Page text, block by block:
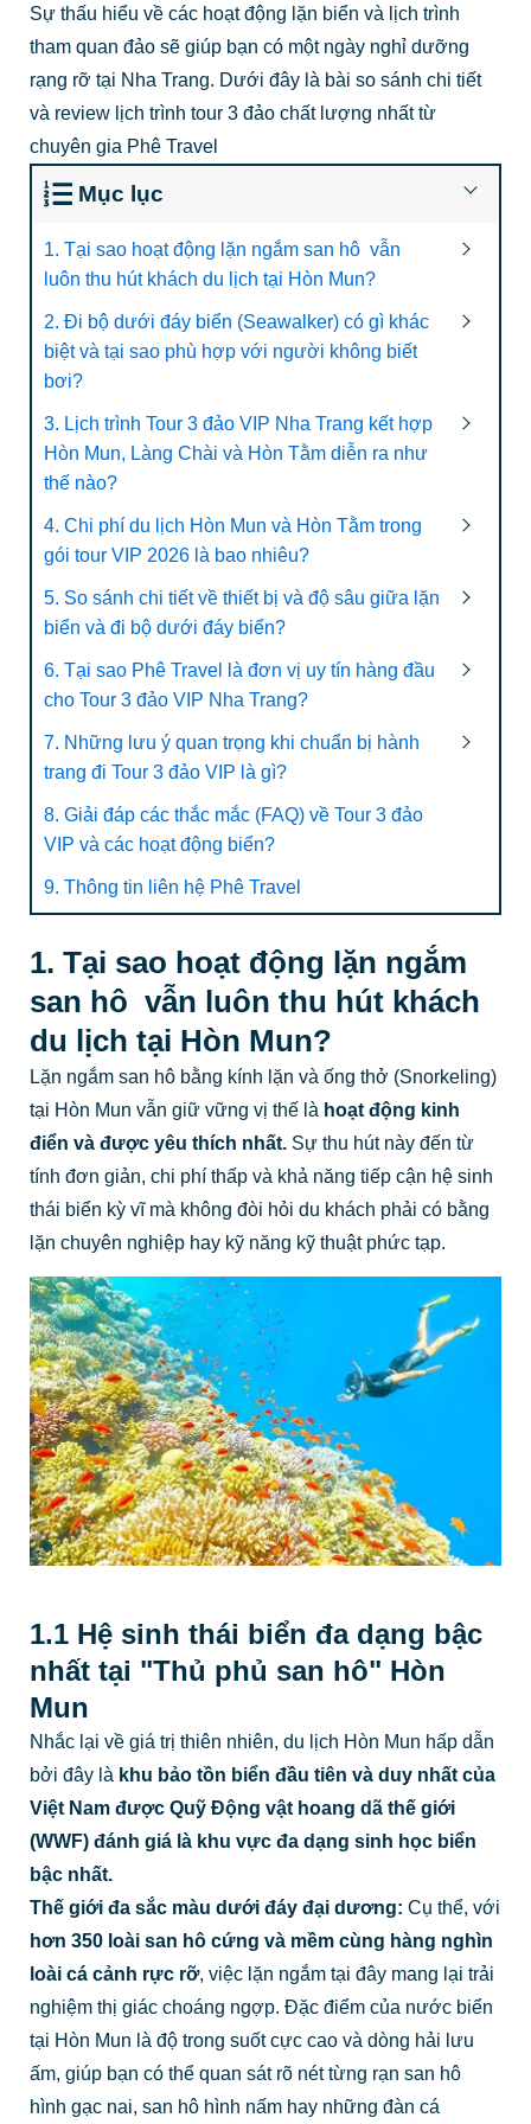
Sự thấu hiểu về các hoạt động lặn biển và lịch trình
tham quan đảo sẽ giúp bạn có một ngày nghỉ dưỡng
rạng rỡ tại Nha Trang. Dưới đây là bài so sánh chi tiết
và review lịch trình tour 3 đảo chất lượng nhất từ
chuyên gia Phê Travel
Mục lục
1. Tại sao hoạt động lặn ngắm san hô vẫn
luôn thu hút khách du lịch tại Hòn Mun?
2. Đi bộ dưới đáy biển (Seawalker) có gì khác
biệt và tại sao phù hợp với người không biết
bơi?
3. Lịch trình Tour 3 đảo VIP Nha Trang kết hợp
Hòn Mun, Làng Chài và Hòn Tằm diễn ra như
thế nào?
4. Chi phí du lịch Hòn Mun và Hòn Tằm trong
gói tour VIP 2026 là bao nhiêu?
5. So sánh chi tiết về thiết bị và độ sâu giữa lặn
biển và đi bộ dưới đáy biển?
6. Tại sao Phê Travel là đơn vị uy tín hàng đầu
cho Tour 3 đảo VIP Nha Trang?
7. Những lưu ý quan trọng khi chuẩn bị hành
trang đi Tour 3 đảo VIP là gì?
8. Giải đáp các thắc mắc (FAQ) về Tour 3 đảo
VIP và các hoạt động biển?
9. Thông tin liên hệ Phê Travel
1. Tại sao hoạt động lặn ngắm
san hô vẫn luôn thu hút khách
du lịch tại Hòn Mun?
Lặn ngắm san hô bằng kính lặn và ống thở (Snorkeling)
tại Hòn Mun vẫn giữ vững vị thế là hoạt động kinh
điển và được yêu thích nhất.Sự thu hút này đến từ
tính đơn giản, chi phí thấp và khả năng tiếp cận hệ sinh
thái biển kỳ vĩ mà không đòi hỏi du khách phải có bằng
lặn chuyên nghiệp hay kỹ năng kỹ thuật phức tạp.
1.1 Hệ sinh thái biển đa dạng bậc
nhất tại "Thủ phủ san hô" Hòn
Mun
Nhắc lại về giá trị thiên nhiên, du lịch Hòn Mun hấp dẫn
bởi đây là khu bảo tồn biển đầu tiên và duy nhất của
Việt Nam được Quỹ Động vật hoang dã thế giới
(WWF) đánh giá là khu vực đa dạng sinh học biển
bậc nhất.
Thế giới đa sắc màu dưới đáy đại dương: Cụ thể, với
hơn 350 loài san hô cứng và mềm cùng hàng nghìn
loài cá cảnh rực rỡ, việc lặn ngắm tại đây mang lại trải
nghiệm thị giác choáng ngợp. Đặc điểm của nước biển
tại Hòn Mun là độ trong suốt cực cao và dòng hải lưu
ấm, giúp bạn có thể quan sát rõ nét từng rạn san hô
hình gạc nai, san hô hình nấm hay những đàn cá